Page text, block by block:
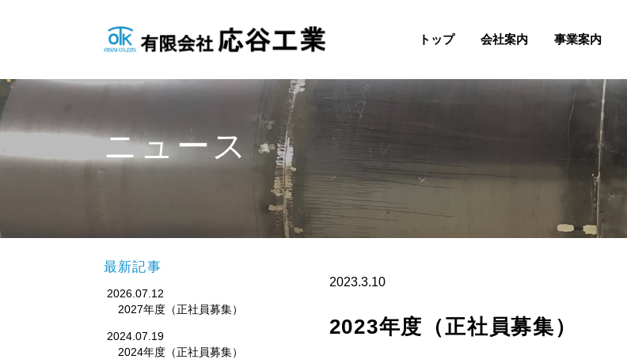
トップ 会社案内 事業案内
ニュース
2023.3.10
2023年度（正社員募集）
最新記事
2026.07.12
2027年度（正社員募集）
2024.07.19
2024年度（正社員募集）